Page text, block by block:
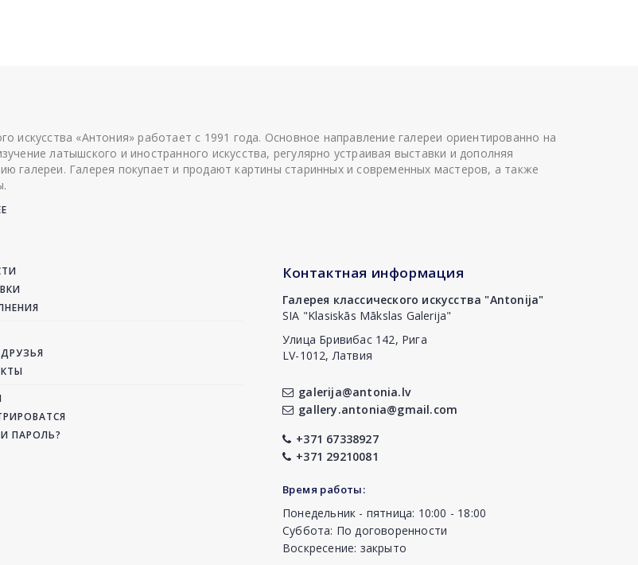
искусства «Антония» работает с 1991 года. Основное направление галереи ориентированно на
латышского и иностранного искусства, регулярно устраивая выставки и дополняя
галереи. Галерея покупает и продают картины старинных и современных мастеров, а также
ПАРОЛЬ?
Контактная информация
Галерея классического искусства "Antonija"
SIA "Klasiskās Mākslas Galerija"
Улица Бривибас 142, Рига
LV-1012, Латвия
galerija@antonia.lv
gallery.antonia@gmail.com
+371 67338927
+371 29210081
Время работы:
Понедельник - пятница: 10:00 - 18:00
Суббота: По договоренности
Воскресение: закрыто